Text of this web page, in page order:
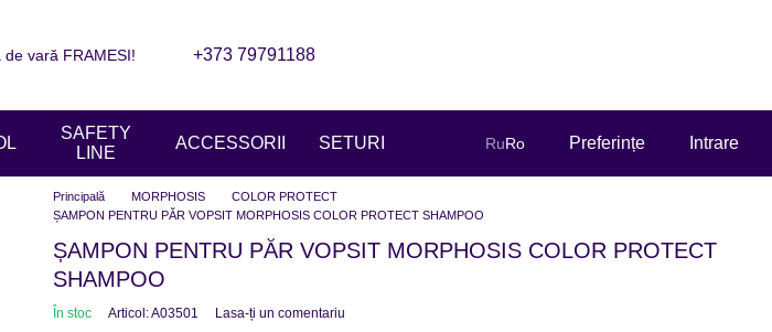
vară FRAMESI!
+373 79791188
SAFETY
LINE
ACCESSORII SETURI RuRo Preferințe Intrare
Principală MORPHOSIS
COLOR PROTECT
ȘAMPON PENTRU PĂR VOPSIT MORPHOSIS COLOR PROTECT SHAMPOO
ȘAMPON PENTRU PĂR VOPSIT MORPHOSIS COLOR PROTECT
SHAMPOO
În stoc Articol: A03501 Lasa-ți un comentariu